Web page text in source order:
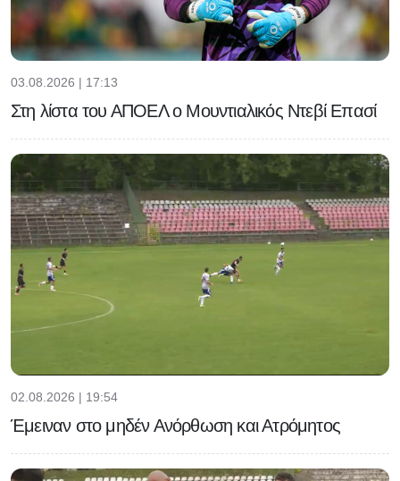
03.08.2026 | 17:13
Στη λίστα του ΑΠΟΕΛ ο Μουντιαλικός Ντεβί Επασί
02.08.2026 | 19:54
Έμειναν στο μηδέν Ανόρθωση και Ατρόμητος